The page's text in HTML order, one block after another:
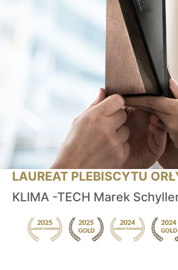
LAUREAT PLEBISCYTU
KLIMA -TECH Marek